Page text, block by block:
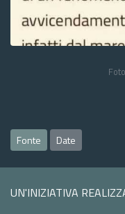
Fonte Date
UN'INIZIATIVA